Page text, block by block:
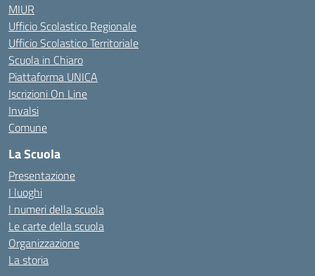
MIUR
Ufficio Scolastico Regionale
Ufficio Scolastico Territoriale
Scuola in Chiaro
Piattaforma UNICA
Iscrizioni On Line
Invalsi
Comune
La Scuola
Presentazione
I luoghi
I numeri della scuola
Le carte della scuola
Organizzazione
La storia